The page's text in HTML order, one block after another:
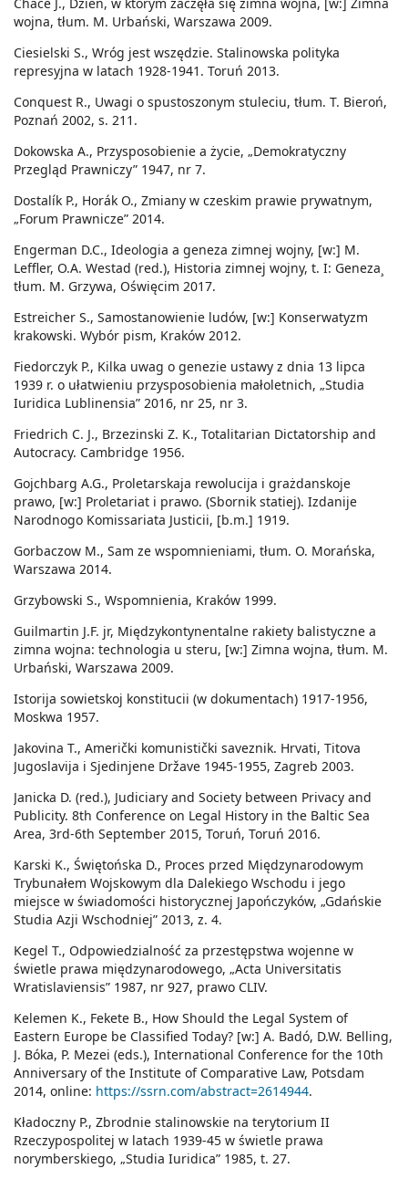
Chace J., Dzień, w którym zaczęła się zimna wojna, [w:] Zimna
wojna, tłum. M. Urbański, Warszawa 2009.
Ciesielski S., Wróg jest wszędzie. Stalinowska polityka
represyjna w latach 1928-1941. Toruń 2013.
Conquest R., Uwagi o spustoszonym stuleciu, tłum. T. Bieroń,
Poznań 2002, s. 211.
Dokowska A., Przysposobienie a życie, „Demokratyczny
Przegląd Prawniczy” 1947, nr 7.
Dostalík P., Horák O., Zmiany w czeskim prawie prywatnym,
„Forum Prawnicze” 2014.
Engerman D.C., Ideologia a geneza zimnej wojny, [w:] M.
Leffler, O.A. Westad (red.), Historia zimnej wojny, t. I: Geneza¸
tłum. M. Grzywa, Oświęcim 2017.
Estreicher S., Samostanowienie ludów, [w:] Konserwatyzm
krakowski. Wybór pism, Kraków 2012.
Fiedorczyk P., Kilka uwag o genezie ustawy z dnia 13 lipca
1939 r. o ułatwieniu przysposobienia małoletnich, „Studia
Iuridica Lublinensia” 2016, nr 25, nr 3.
Friedrich C. J., Brzezinski Z. K., Totalitarian Dictatorship and
Autocracy. Cambridge 1956.
Gojchbarg A.G., Proletarskaja rewolucija i grażdanskoje
prawo, [w:] Proletariat i prawo. (Sbornik statiej). Izdanije
Narodnogo Komissariata Justicii, [b.m.] 1919.
Gorbaczow M., Sam ze wspomnieniami, tłum. O. Morańska,
Warszawa 2014.
Grzybowski S., Wspomnienia, Kraków 1999.
Guilmartin J.F. jr, Międzykontynentalne rakiety balistyczne a
zimna wojna: technologia u steru, [w:] Zimna wojna, tłum. M.
Urbański, Warszawa 2009.
Istorija sowietskoj konstitucii (w dokumentach) 1917-1956,
Moskwa 1957.
Jakovina T., Američki komunistički saveznik. Hrvati, Titova
Jugoslavija i Sjedinjene Države 1945-1955, Zagreb 2003.
Janicka D. (red.), Judiciary and Society between Privacy and
Publicity. 8th Conference on Legal History in the Baltic Sea
Area, 3rd-6th September 2015, Toruń, Toruń 2016.
Karski K., Świętońska D., Proces przed Międzynarodowym
Trybunałem Wojskowym dla Dalekiego Wschodu i jego
miejsce w świadomości historycznej Japończyków, „Gdańskie
Studia Azji Wschodniej” 2013, z. 4.
Kegel T., Odpowiedzialność za przestępstwa wojenne w
świetle prawa międzynarodowego, „Acta Universitatis
Wratislaviensis” 1987, nr 927, prawo CLIV.
Kelemen K., Fekete B., How Should the Legal System of
Eastern Europe be Classified Today? [w:] A. Badó, D.W. Belling,
J. Bóka, P. Mezei (eds.), International Conference for the 10th
Anniversary of the Institute of Comparative Law, Potsdam
2014, online: https://ssrn.com/abstract=2614944.
Kładoczny P., Zbrodnie stalinowskie na terytorium II
Rzeczypospolitej w latach 1939-45 w świetle prawa
norymberskiego, „Studia Iuridica” 1985, t. 27.